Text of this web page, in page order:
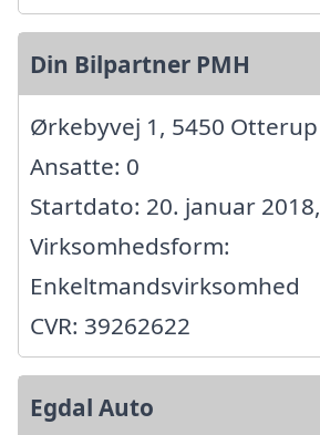
Din Bilpartner PMH
Ørkebyvej 1, 5450 Otterup
Ansatte: 0
Startdato: 20. januar 2018,
Virksomhedsform:
Enkeltmandsvirksomhed
CVR: 39262622
Egdal Auto